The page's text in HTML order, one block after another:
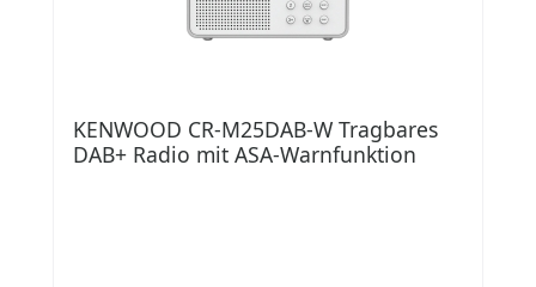
KENWOOD CR-M25DAB-W Tragbares
DAB+ Radio mit ASA-Warnfunktion